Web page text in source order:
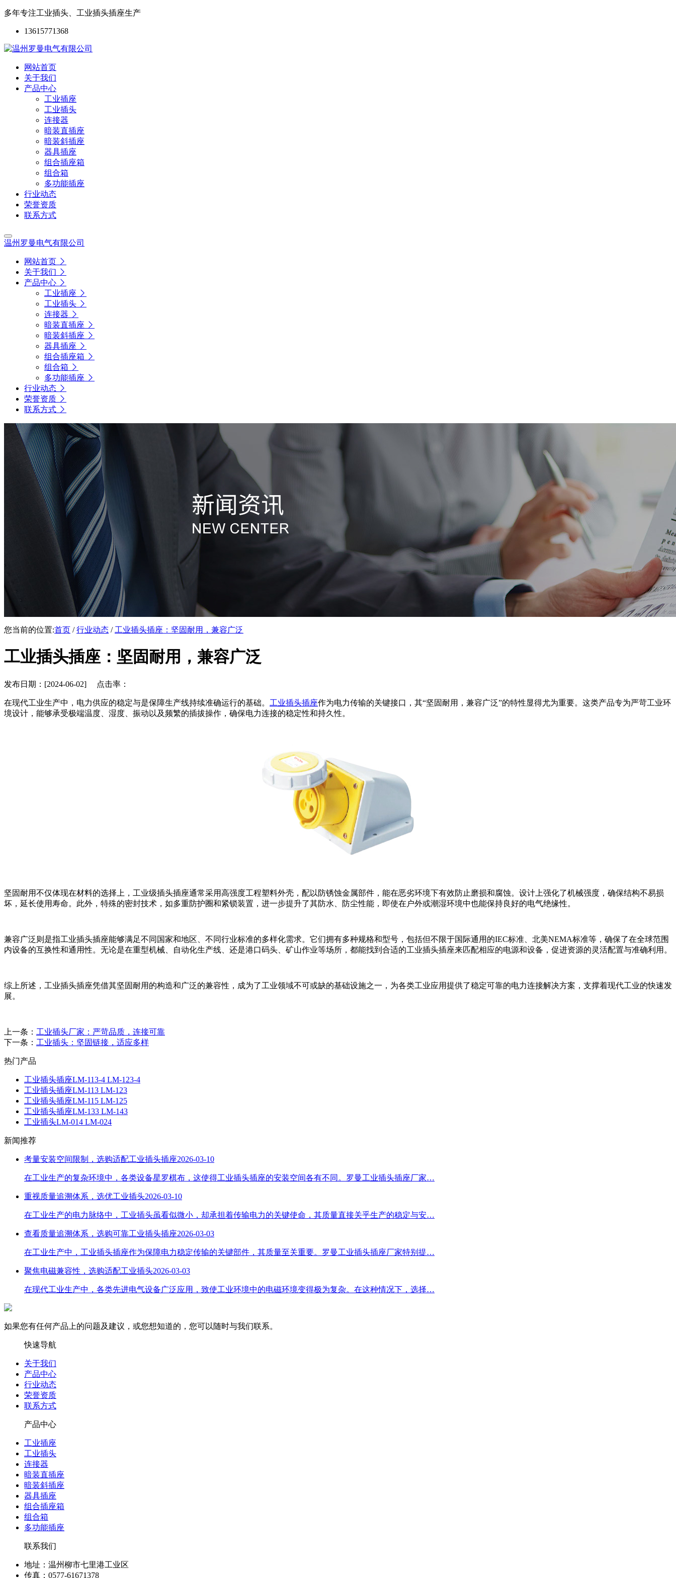
多年专注工业插头、工业插头插座生产
13615771368
网站首页
关于我们
产品中心
工业插座
工业插头
连接器
暗装直插座
暗装斜插座
器具插座
组合插座箱
组合箱
多功能插座
行业动态
荣誉资质
联系方式
温州罗曼电气有限公司
网站首页
关于我们
产品中心
工业插座
工业插头
连接器
暗装直插座
暗装斜插座
器具插座
组合插座箱
组合箱
多功能插座
行业动态
荣誉资质
联系方式
您当前的位置:首页 /行业动态 / 工业插头插座：坚固耐用，兼容广泛
工业插头插座：坚固耐用，兼容广泛
发布日期：[2024-06-02] 点击率：
在现代工业生产中，电力供应的稳定与是保障生产线持续准确运行的基础。 工业插头插座作为电力传输的关键接口，其“坚固耐用，兼容广泛”的特性显得尤为重要。这类产品专为严苛工业环
境设计，能够承受极端温度、湿度、振动以及频繁的插拔操作，确保电力连接的稳定性和持久性。
坚固耐用不仅体现在材料的选择上，工业级插头插座通常采用高强度工程塑料外壳，配以防锈蚀金属部件，能在恶劣环境下有效防止磨损和腐蚀。设计上强化了机械强度，确保结构不易损
坏，延长使用寿命。此外，特殊的密封技术，如多重防护圈和紧锁装置，进一步提升了其防水、防尘性能，即使在户外或潮湿环境中也能保持良好的电气绝缘性。
兼容广泛则是指工业插头插座能够满足不同国家和地区、不同行业标准的多样化需求。它们拥有多种规格和型号，包括但不限于国际通用的IEC标准、北美NEMA标准等，确保了在全球范围
内设备的互换性和通用性。无论是在重型机械、自动化生产线、还是港口码头、矿山作业等场所，都能找到合适的工业插头插座来匹配相应的电源和设备，促进资源的灵活配置与准确利用。
综上所述，工业插头插座凭借其坚固耐用的构造和广泛的兼容性，成为了工业领域不可或缺的基础设施之一，为各类工业应用提供了稳定可靠的电力连接解决方案，支撑着现代工业的快速发
展。
上一条： 工业插头厂家：严苛品质，连接可靠
下一条： 工业插头：坚固链接，适应多样
热门产品
工业插头插座LM-113-4 LM-123-4
工业插头插座LM-113 LM-123
工业插头插座LM-115 LM-125
工业插头插座LM-133 LM-143
工业插头LM-014 LM-024
新闻推荐
考量安装空间限制，选购适配工业插头插座2026-03-10
在工业生产的复杂环境中，各类设备星罗棋布，这使得工业插头插座的安装空间各有不同。罗曼工业插头插座厂家…
重视质量追溯体系，选优工业插头2026-03-10
在工业生产的电力脉络中，工业插头虽看似微小，却承担着传输电力的关键使命，其质量直接关乎生产的稳定与安…
查看质量追溯体系，选购可靠工业插头插座2026-03-03
在工业生产中，工业插头插座作为保障电力稳定传输的关键部件，其质量至关重要。罗曼工业插头插座厂家特别提…
聚焦电磁兼容性，选购适配工业插头2026-03-03
在现代工业生产中，各类先进电气设备广泛应用，致使工业环境中的电磁环境变得极为复杂。在这种情况下，选择…
如果您有任何产品上的问题及建议，或您想知道的，您可以随时与我们联系。
快速导航
关于我们
产品中心
行业动态
荣誉资质
联系方式
产品中心
工业插座
工业插头
连接器
暗装直插座
暗装斜插座
器具插座
组合插座箱
组合箱
多功能插座
联系我们
地址：温州柳市七里港工业区
传真：0577-61671378